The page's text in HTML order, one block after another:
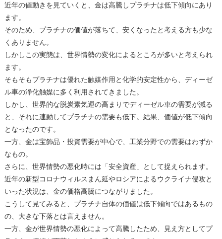
近年の値動きを見ていくと、金は高騰しプラチナは低下傾向にあり
ます。
そのため、プラチナの価値が落ちて、安くなったと考える方も少な
くありません。
しかしこの実態は、世界情勢の変化によるところが多いと考えられ
ます。
そもそもプラチナは優れた触媒作用と化学的安定性から、ディーゼ
ル車の浄化触媒に多く利用されてきました。
しかし、世界的な脱炭素気運の高まりでディーゼル車の需要が減る
と、それに連動してプラチナの需要も低下。結果、価値が低下傾向
となったのです。
一方、金は宝飾品・投資需要が中心で、工業分野での需要はわずか
なもの。
さらに、世界情勢の悪化時には「安全資産」として捉えられます。
近年の新型コロナウィルスまん延やロシアによるウクライナ侵攻と
いった状況は、金の価格高騰につながりました。
こうして見てみると、プラチナ自体の価値は低下傾向ではあるもの
の、大きな下落とは言えません。
一方、金が世界情勢の悪化によって高騰したため、見え方としてプ